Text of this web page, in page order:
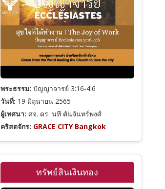
พระธรรม: ปัญญาจารย์ 3:16-4:6
วันที่: 19 มิถุนายน 2565
ผู้เทศนา: ศจ. ดร. นที ตันจันทร์พงศ์
คริสตจักร: GRACE CITY Bangkok
ทรัพย์สินเงินทอง